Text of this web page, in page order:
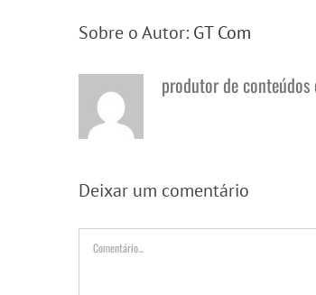
Sobre o Autor: GT Com
produtor de
Deixar um comentário
Comentário